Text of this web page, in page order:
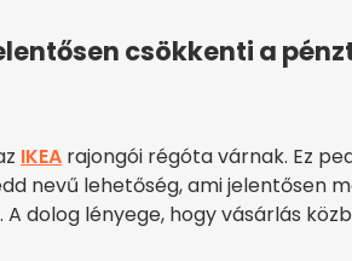
csökkenti a
IKEA rajongói régóta várnak. Ez
nevű lehetőség, ami jelentősen
dolog lényege, hogy vásárlás